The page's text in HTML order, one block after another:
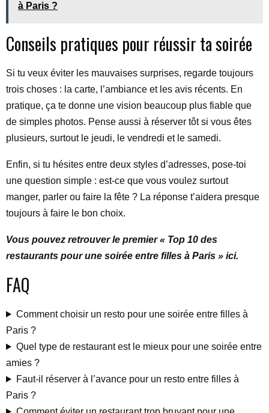
à Paris ?
Conseils pratiques pour réussir ta soirée
Si tu veux éviter les mauvaises surprises, regarde toujours
trois choses : la carte, l’ambiance et les avis récents. En
pratique, ça te donne une vision beaucoup plus fiable que
de simples photos. Pense aussi à réserver tôt si vous êtes
plusieurs, surtout le jeudi, le vendredi et le samedi.
Enfin, si tu hésites entre deux styles d’adresses, pose-toi
une question simple : est-ce que vous voulez surtout
manger, parler ou faire la fête ? La réponse t’aidera presque
toujours à faire le bon choix.
Vous pouvez retrouver le premier « Top 10 des
restaurants pour une soirée entre filles à Paris » ici.
FAQ
Comment choisir un resto pour une soirée entre filles à
Paris ?
Quel type de restaurant est le mieux pour une soirée entre
amies ?
Faut-il réserver à l’avance pour un resto entre filles à
Paris ?